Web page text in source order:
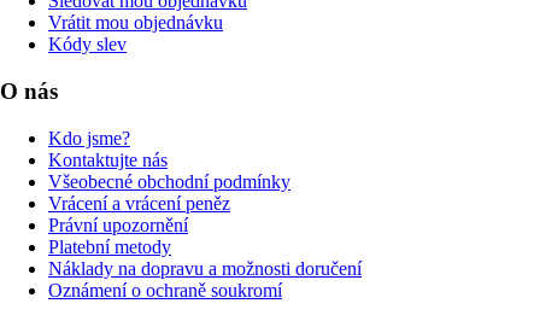
Vrátit mou objednávku
Kódy slev
O nás
Kdo jsme?
Kontaktujte nás
Všeobecné obchodní podmínky
Vrácení a vrácení peněz
Právní upozornění
Platební metody
Náklady na dopravu a možnosti doručení
Oznámení o ochraně soukromí